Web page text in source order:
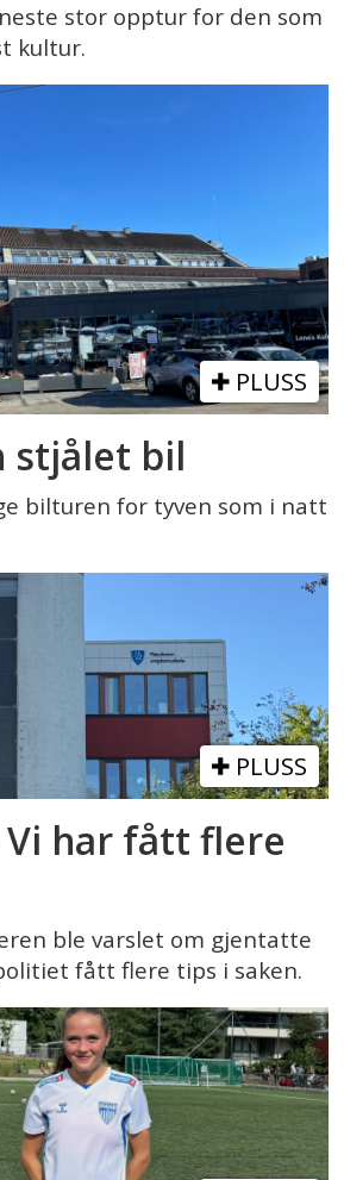
stor opptur for den som
kultur.
PLUSS
stjålet bil
bilturen for tyven som i natt
PLUSS
har fått flere
ble varslet om gjentatte
fått flere tips i saken.